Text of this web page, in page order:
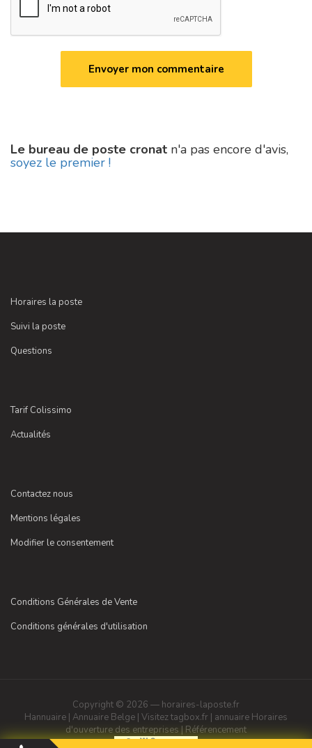
Le bureau de poste cronat n'a pas encore d'avis,
soyez le premier !
Horaires la poste
Suivi la poste
Questions
Tarif Colissimo
Actualités
Contactez nous
Mentions légales
Modifier le consentement
Conditions Générales de Vente
Conditions générales d'utilisation
Copyright © 2026 — horaires-laposte.fr
Hannuaire | Annuaire Belge | Visitez tagbox.fr | annuaire Horaires
d'ouverture des entreprises | Référencement